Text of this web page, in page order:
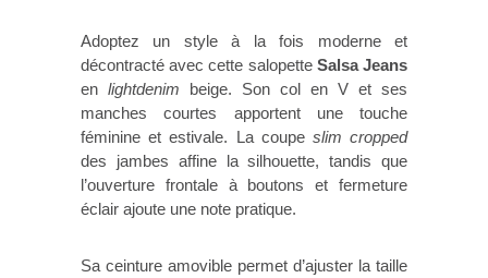
Adoptez un style à la fois moderne et
décontracté avec cette salopette Salsa Jeans
en lightdenim beige. Son col en V et ses
manches courtes apportent une touche
féminine et estivale. La coupe slim cropped
des jambes affine la silhouette, tandis que
l’ouverture frontale à boutons et fermeture
éclair ajoute une note pratique.
Sa ceinture amovible permet d’ajuster la taille